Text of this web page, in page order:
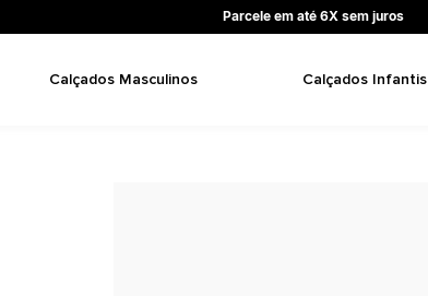
Parcele em até 6X sem juros
Calçados Masculinos Calçados Infantis